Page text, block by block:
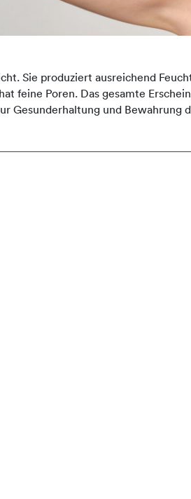
Sie produziert ausreichend
feine Poren. Das gesamte
Gesunderhaltung und Bewahrung